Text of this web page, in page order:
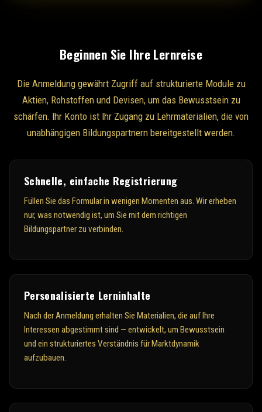
Beginnen Sie Ihre Lernreise
Die Anmeldung gewährt Zugriff auf strukturierte Module zu
Aktien, Rohstoffen und Devisen, um das Bewusstsein zu
schärfen. Ihr Konto ist Ihr Zugang zu Lehrmaterialien, die von
unabhängigen Bildungspartnern bereitgestellt werden.
Schnelle, einfache Registrierung
Füllen Sie das Formular in wenigen Momenten aus. Wir erheben
nur, was notwendig ist, um Sie mit dem richtigen
Bildungspartner zu verbinden.
Personalisierte Lerninhalte
Nach der Anmeldung erhalten Sie Materialien, die auf Ihre
Interessen abgestimmt sind — entwickelt, um Bewusstsein
und ein strukturiertes Verständnis für Marktdynamik
aufzubauen.